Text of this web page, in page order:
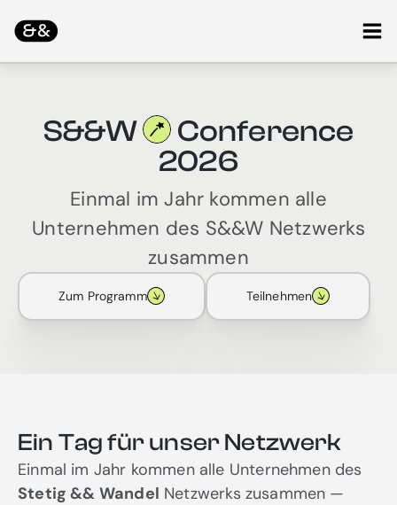
Inhalt
springen
S&&W
Conference
2026
Einmal im Jahr kommen alle
Unternehmen des S&&W Netzwerks
zusammen
Zum Programm Teilnehmen
Ein Tag für unser Netzwerk
Einmal im Jahr kommen alle Unternehmen des
Stetig && Wandel Netzwerks zusammen —